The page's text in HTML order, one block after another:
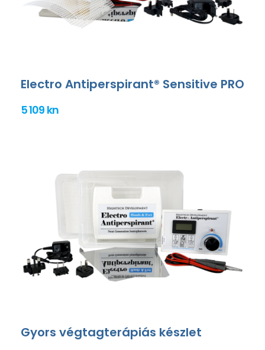
Electro Antiperspirant® Sensitive PRO
5 109 kn
Gyors végtagterápiás készlet